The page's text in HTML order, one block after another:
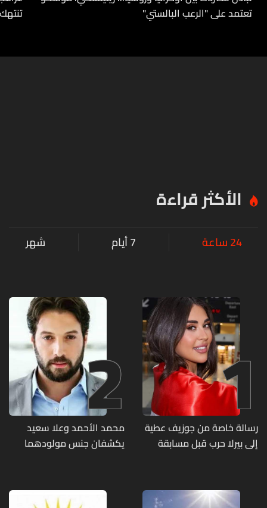
تعتمد على "الرعب البالستي"
الأكثر قراءة
24 ساعة 7 أيام شهر
1
رسالة خاصة من جوزيف عطية
إلى بيرلا حرب قبل مسابقة
2
محمد الأحمد وعلا سعيد
يكشفان جنس مولودهما